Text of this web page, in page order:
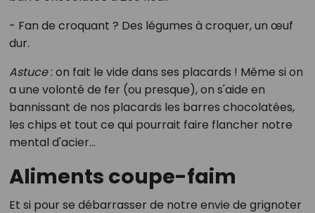
- Fan de croquant ? Des légumes à croquer, un œuf
dur.
Astuce: on fait le vide dans ses placards ! Même si on
a une volonté de fer (ou presque), on s'aide en
bannissant de nos placards les barres chocolatées,
les chips et tout ce qui pourrait faire flancher notre
mental d'acier...
Aliments coupe-faim
Et si pour se débarrasser de notre envie de grignoter